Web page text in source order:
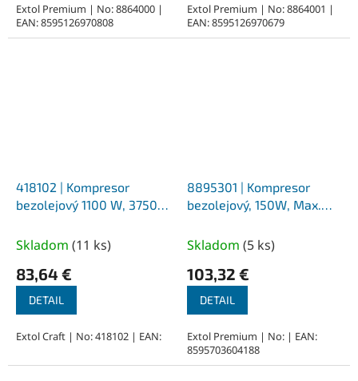
Extol Premium | No: 8864000 |
EAN: 8595126970808
Extol Premium | No: 8864001 |
EAN: 8595126970679
418102 | Kompresor
bezolejový 1100 W, 3750
Skladom (11 ks)
83,64 €
DETAIL
Extol Craft | No: 418102 | EAN:
8895301 | Kompresor
bezolejový, 150W, Max.
PREMIUM
Skladom (5 ks)
103,32 €
DETAIL
Extol Premium | No: | EAN:
8595703604188